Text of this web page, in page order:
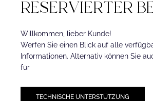
RESERVIERTER
Willkommen, lieber Kunde!
Werfen Sie einen Blick auf alle
Informationen. Alternativ können Sie
für
TECHNISCHE UNTERSTÜTZUNG